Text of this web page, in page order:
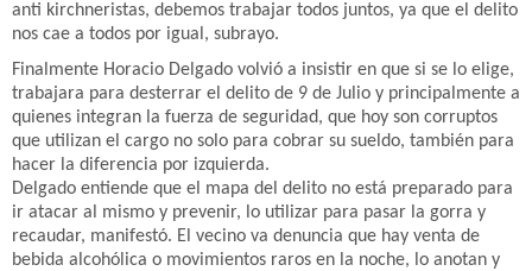
anti kirchneristas, debemos trabajar todos juntos, ya que el delito
nos cae a todos por igual, subrayo.
Finalmente Horacio Delgado volvió a insistir en que si se lo elige,
trabajara para desterrar el delito de 9 de Julio y principalmente a
quienes integran la fuerza de seguridad, que hoy son corruptos
que utilizan el cargo no solo para cobrar su sueldo, también para
hacer la diferencia por izquierda.
Delgado entiende que el mapa del delito no está preparado para
ir atacar al mismo y prevenir, lo utilizar para pasar la gorra y
recaudar, manifestó. El vecino va denuncia que hay venta de
bebida alcohólica o movimientos raros en la noche, lo anotan y